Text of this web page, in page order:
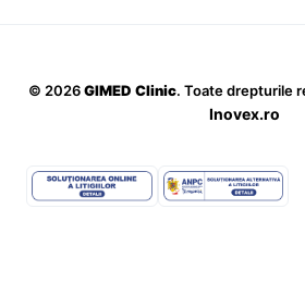
© 2026 GIMED Clinic. Toate drepturile
Inovex.ro